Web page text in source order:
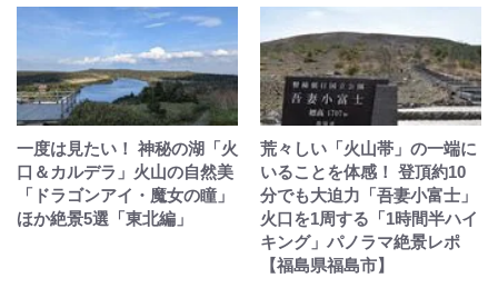
一度は見たい！ 神秘の湖「火
口＆カルデラ」火山の自然美
「ドラゴンアイ・魔女の瞳」
ほか絶景5選「東北編」
荒々しい「火山帯」の一端に
いることを体感！ 登頂約10
分でも大迫力「吾妻小富士」
火口を1周する「1時間半ハイ
キング」パノラマ絶景レポ
【福島県福島市】